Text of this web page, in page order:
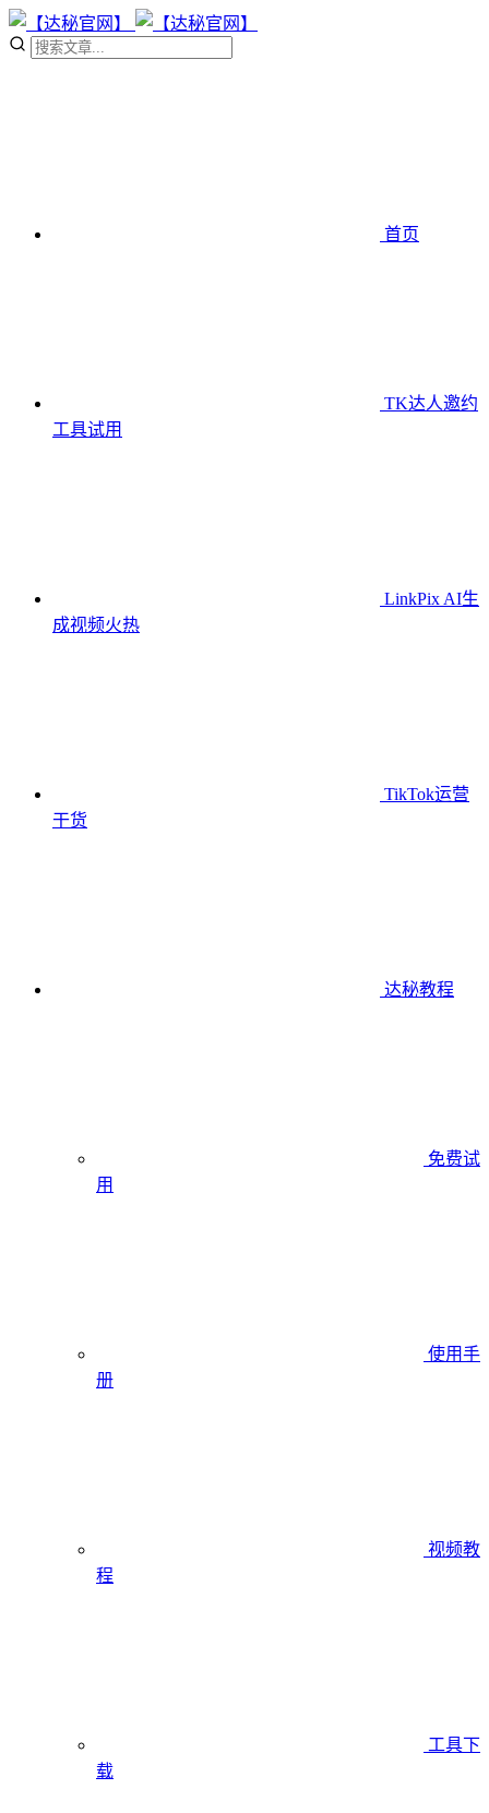
首页
TK达人邀约
工具试用
LinkPix AI生
成视频火热
TikTok运营
干货
达秘教程
免费试
用
使用手
册
视频教
程
工具下
载